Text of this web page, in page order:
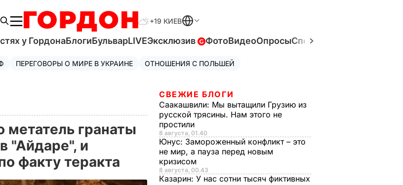
+19 КИЕВ
у ГордонаБлогиБульварLIVEЭксклюзив ФотоВидеоОпросыСпецпроекты
ПЕРЕГОВОРЫ О МИРЕ В УКРАИНЕ ОТНОШЕНИЯ С ПОЛЬШЕЙ
гранаты
"Айдаре", и
факту теракта
СВЕЖИЕ БЛОГИ
Саакашвили: Мы вытащили Грузию из
русской трясины. Нам этого не
простили
8 августа, 01.40
Юнус: Замороженный конфликт – это
не мир, а пауза перед новым
кризисом
8 августа, 00.43
Казарин: У нас сотни тысяч фиктивных